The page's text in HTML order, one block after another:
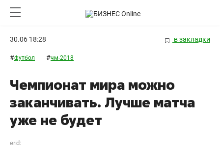
30.06 18:28 в закладки
#футбол #чм-2018
Чемпионат мира можно
заканчивать. Лучше матча
уже не будет
erid: